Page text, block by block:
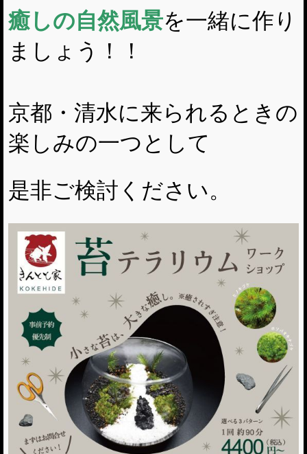
癒しの自然風景を一緒に作り
ましょう！！
京都・清水に来られるときの
楽しみの一つとして
是非ご検討ください。